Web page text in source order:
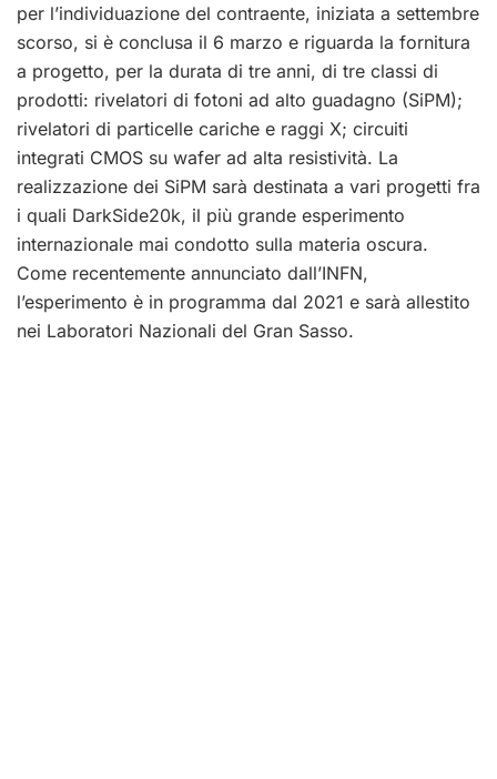
per l’individuazione del contraente, iniziata a settembre
scorso, si è conclusa il 6 marzo e riguarda la fornitura
a progetto, per la durata di tre anni, di tre classi di
prodotti: rivelatori di fotoni ad alto guadagno (SiPM);
rivelatori di particelle cariche e raggi X; circuiti
integrati CMOS su wafer ad alta resistività. La
realizzazione dei SiPM sarà destinata a vari progetti fra
i quali DarkSide20k, il più grande esperimento
internazionale mai condotto sulla materia oscura.
Come recentemente annunciato dall’INFN,
l’esperimento è in programma dal 2021 e sarà allestito
nei Laboratori Nazionali del Gran Sasso.